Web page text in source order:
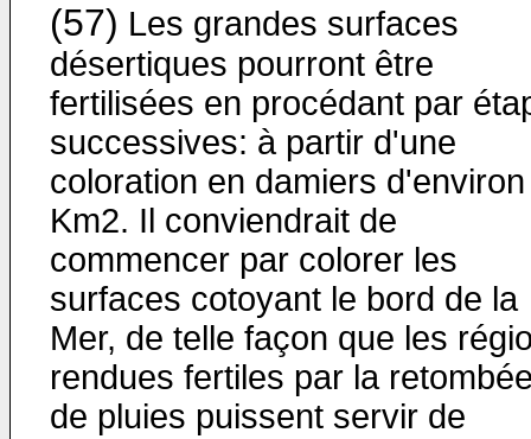
(57) Les grandes surfaces
désertiques pourront être
fertilisées en procédant par
successives: à partir d'une
coloration en damiers
Km2. Il conviendrait de
commencer par colorer les
surfaces cotoyant le bord de la
Mer, de telle façon que les
rendues fertiles par la
de pluies puissent servir de